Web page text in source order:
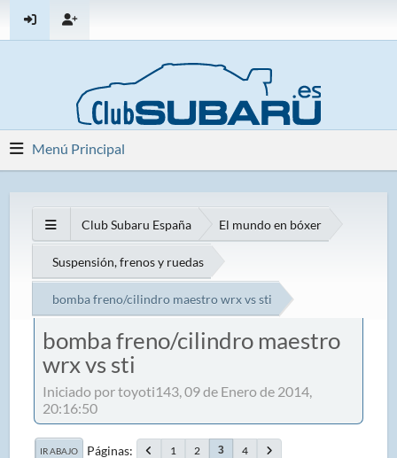
Menú Principal
Club Subaru España El mundo en bóxer
Suspensión, frenos y ruedas
bomba freno/cilindro maestro wrx vs sti
bomba freno/cilindro maestro
wrx vs sti
Iniciado por toyoti143, 09 de Enero de 2014,
20:16:50
IR ABAJO Páginas 1 2 3 4